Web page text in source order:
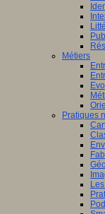
Métiers
Pratiques